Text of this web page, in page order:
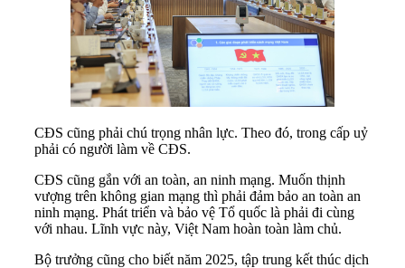
CĐS cũng phải chú trọng nhân lực. Theo đó, trong cấp uỷ
phải có người làm về CĐS.
CĐS cũng gắn với an toàn, an ninh mạng. Muốn thịnh
vượng trên không gian mạng thì phải đảm bảo an toàn an
ninh mạng. Phát triển và bảo vệ Tổ quốc là phải đi cùng
với nhau. Lĩnh vực này, Việt Nam hoàn toàn làm chủ.
Bộ trưởng cũng cho biết năm 2025, tập trung kết thúc dịch